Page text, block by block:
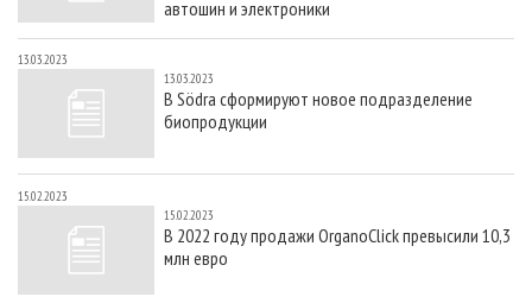
автошин и электроники
13.03.2023
13.03.2023
В Södra сформируют новое подразделение
биопродукции
15.02.2023
15.02.2023
В 2022 году продажи OrganoClick превысили 10,3
млн евро